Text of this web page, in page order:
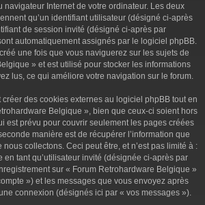
navigateur Internet de votre ordinateur. Les deux
qu’un identifiant utilisateur (désigné ci-après
de session invité (désigné ci-après par
automatiquement assignés par le logiciel phpBB.
une fois que vous naviguerez sur les sujets de
» et est utilisé pour stocker les informations
lus, ce qui améliore votre navigation sur le forum.
des cookies externes au logiciel phpBB tout en
Belgique », bien que ceux-ci soient hors
est prévu pour couvrir seulement les pages créées
manière est de récupérer l’information que
collectons. Ceci peut être, et n’est pas limité à :
tant qu’utilisateur invité (désignée ci-après par
sur « Forum Retrohardware Belgique »
») et les messages que vous envoyez après
connexion (désignés ici par « vos messages »).